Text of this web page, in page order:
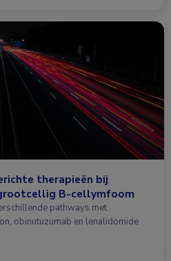
therapieën bij
B-cellymfoom
pathways met
obinutuzumab en lenalidomide